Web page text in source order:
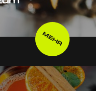
MEHR